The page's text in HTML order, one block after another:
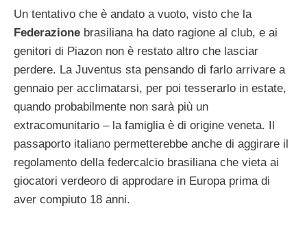
Un tentativo che è andato a vuoto, visto che la
Federazione brasiliana ha dato ragione al club, e ai
genitori di Piazon non è restato altro che lasciar
perdere. La Juventus sta pensando di farlo arrivare a
gennaio per acclimatarsi, per poi tesserarlo in estate,
quando probabilmente non sarà più un
extracomunitario – la famiglia è di origine veneta. Il
passaporto italiano permetterebbe anche di aggirare il
regolamento della federcalcio brasiliana che vieta ai
giocatori verdeoro di approdare in Europa prima di
aver compiuto 18 anni.